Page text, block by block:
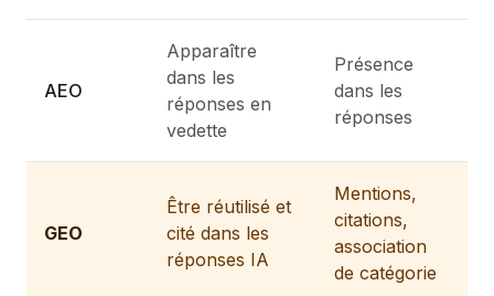
AEO
Apparaître
dans les
réponses en
vedette
Présence
dans les
réponses
GEO
Être réutilisé et
cité dans les
réponses IA
Mentions,
citations,
association
de catégorie